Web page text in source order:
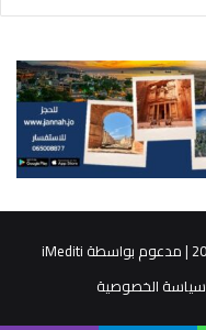
iMediti
سياسة الخصوصية